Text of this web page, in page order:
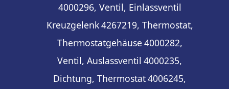
4000296, Ventil, Einlassventil
Kreuzgelenk4267219, Thermostat,
Thermostatgehäuse 4000282,
Ventil, Auslassventil 4000235,
Dichtung, Thermostat4006245,